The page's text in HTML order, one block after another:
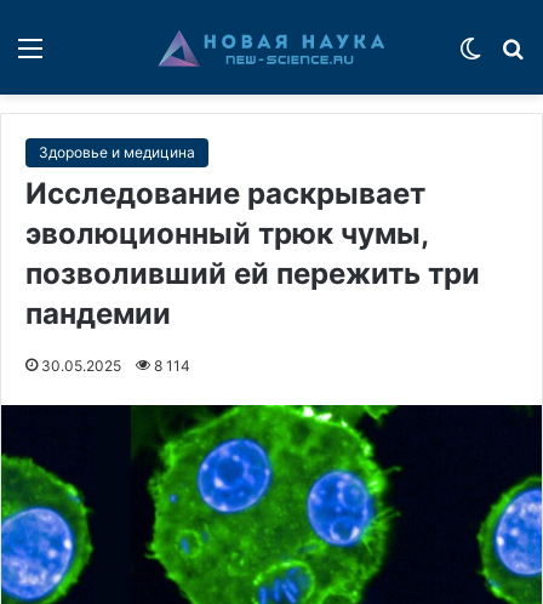
Здоровье и медицина
Исследование раскрывает
эволюционный трюк чумы,
позволивший ей пережить три
пандемии
30.05.2025 8 114